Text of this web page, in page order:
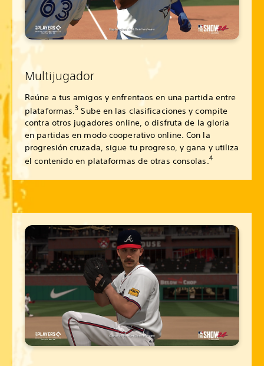
Multijugador
Reúne a tus amigos y enfrentaos en una partida entre
plataformas.3 Sube en las clasificaciones y compite
contra otros jugadores online, o disfruta de la gloria
en partidas en modo cooperativo online. Con la
progresión cruzada, sigue tu progreso, y gana y utiliza
el contenido en plataformas de otras consolas.4